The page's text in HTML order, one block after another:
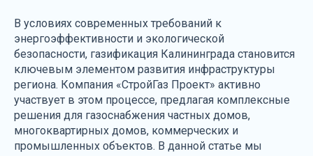
В условиях современных требований к
энергоэффективности и экологической
безопасности, газификация Калининграда становится
ключевым элементом развития инфраструктуры
региона. Компания «СтройГаз Проект» активно
участвует в этом процессе, предлагая комплексные
решения для газоснабжения частных домов,
многоквартирных домов, коммерческих и
промышленных объектов. В данной статье мы